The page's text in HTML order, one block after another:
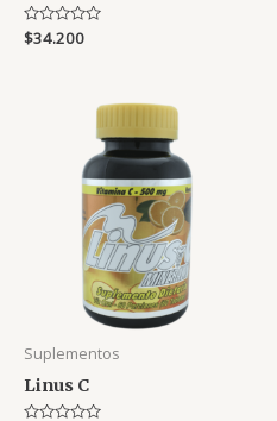
Rated
0
$34.200
Suplementos
Linus C